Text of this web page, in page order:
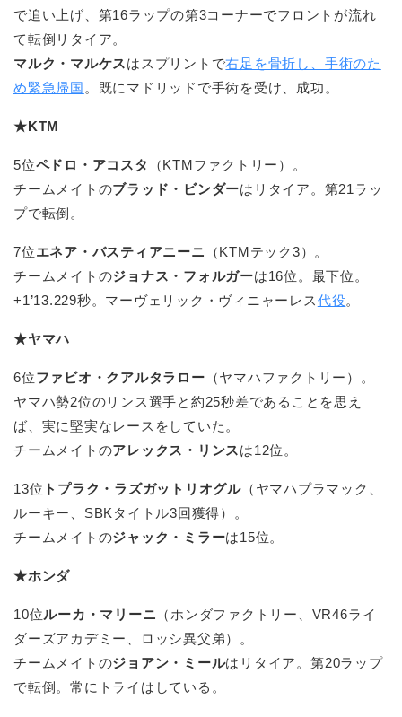
で追い上げ、第16ラップの第3コーナーでフロントが流れ
て転倒リタイア。
マルク・マルケスはスプリントで右足を骨折し、手術のた
め緊急帰国 。既にマドリッドで手術を受け、成功。
★KTM
5位ペドロ・アコスタ
（KTMファクトリー）。
チームメイトのブラッド・ビンダーはリタイア。第21ラッ
プで転倒。
7位エネア・バスティアニーニ （KTMテック3）。
チームメイトのジョナス・フォルガーは16位。最下位。
+1’13.229秒。マーヴェリック・ヴィニャーレス代役。
★ヤマハ
6位ファビオ・クアルタラロー （ヤマハファクトリー）。
ヤマハ勢2位のリンス選手と約25秒差であることを思え
ば、実に堅実なレースをしていた。
チームメイトのアレックス・リンスは12位。
13位 トプラク・ラズガットリオグル（ヤマハプラマック、
ルーキー、SBKタイトル3回獲得）。
チームメイトのジャック・ミラーは15位。
★ホンダ
10位ルーカ・マリーニ （ホンダファクトリー、VR46ライ
ダーズアカデミー、ロッシ異父弟）。
チームメイトのジョアン・ミールはリタイア。第20ラップ
で転倒。常にトライはしている。